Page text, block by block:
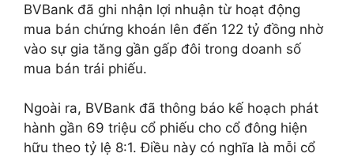
BVBank đã ghi nhận lợi nhuận từ hoạt động
mua bán chứng khoán lên đến 122 tỷ đồng nhờ
vào sự gia tăng gần gấp đôi trong doanh số
mua bán trái phiếu.
Ngoài ra, BVBank đã thông báo kế hoạch phát
hành gần 69 triệu cổ phiếu cho cổ đông hiện
hữu theo tỷ lệ 8:1. Điều này có nghĩa là mỗi cổ